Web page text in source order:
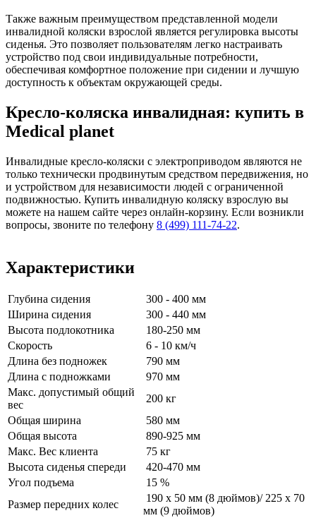
Также важным преимуществом представленной модели
инвалидной коляски взрослой является регулировка высоты
сиденья. Это позволяет пользователям легко настраивать
устройство под свои индивидуальные потребности,
обеспечивая комфортное положение при сидении и лучшую
доступность к объектам окружающей среды.
Кресло-коляска инвалидная: купить в
Medical planet
Инвалидные кресло-коляски с электроприводом являются не
только технически продвинутым средством передвижения, но
и устройством для независимости людей с ограниченной
подвижностью. Купить инвалидную коляску взрослую вы
можете на нашем сайте через онлайн-корзину. Если возникли
вопросы, звоните по телефону 8 (499) 111-74-22.
Характеристики
Глубина сидения
300 - 400 мм
Ширина сидения
300 - 440 мм
Высота подлокотника
180-250 мм
Скорость
6 - 10 км/ч
Длина без подножек
790 мм
Длина с подножками
970 мм
Макс. допустимый общий
вес
200 кг
Общая ширина
580 мм
Общая высота
890-925 мм
Макс. Вес клиента
75 кг
Высота сиденья спереди
420-470 мм
Угол подъема
15 %
Размер передних колес
190 x 50 мм (8 дюймов)/ 225 x 70
мм (9 дюймов)